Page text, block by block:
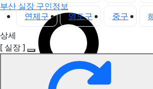
부산 실장 구인정보
연제구 영도구 중구
상세
[ 실장 ]